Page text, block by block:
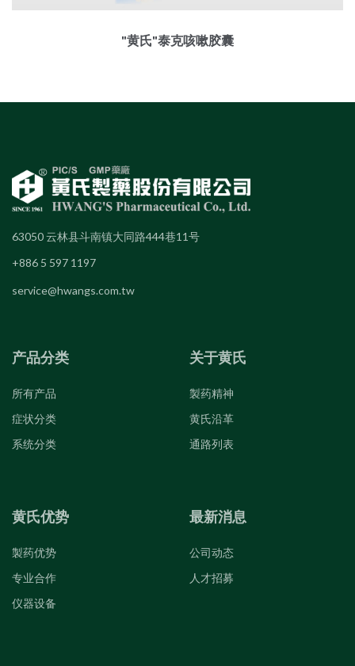
"黄氏"泰克咳嗽胶囊
63050 云林县斗南镇大同路444巷11号
+886 5 597 1197
service@hwangs.com.tw
产品分类
所有产品
症状分类
系统分类
关于黄氏
製药精神
黄氏沿革
通路列表
黄氏优势
製药优势
专业合作
仪器设备
最新消息
公司动态
人才招募